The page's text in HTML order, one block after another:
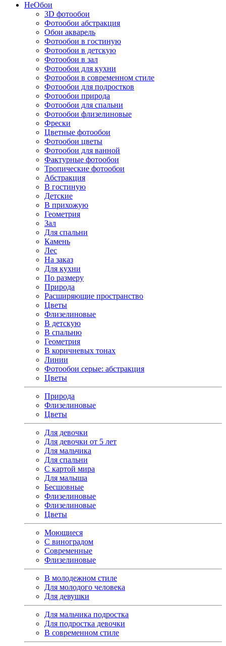
НеОбои
3D фотообои
Фотообои абстракция
Обои акварель
Фотообои в гостиную
Фотообои в детскую
Фотообои в зал
Фотообои для кухни
Фотообои в современном стиле
Фотообои для подростков
Фотообои природа
Фотообои для спальни
Фотообои флизелиновые
Фрески
Цветные фотообои
Фотообои цветы
Фотообои для ванной
Фактурные фотообои
Тропические фотообои
Абстракция
В гостиную
Детские
В прихожую
Геометрия
Зал
Для спальни
Камень
Лес
На заказ
Для кухни
По размеру
Природа
Расширяющие пространство
Цветы
Флизелиновые
В детскую
В спальню
Геометрия
В коричневых тонах
Линии
Фотообои серые: абстракция
Цветы
Природа
Флизелиновые
Цветы
Для девочки
Для девочки от 5 лет
Для мальчика
Для спальни
С картой мира
Для малыша
Бесшовные
Флизелиновые
Флизелиновые
Цветы
Моющиеся
С виноградом
Современные
Флизелиновые
В молодежном стиле
Для молодого человека
Для девушки
Для мальчика подростка
Для подростка девочки
В современном стиле